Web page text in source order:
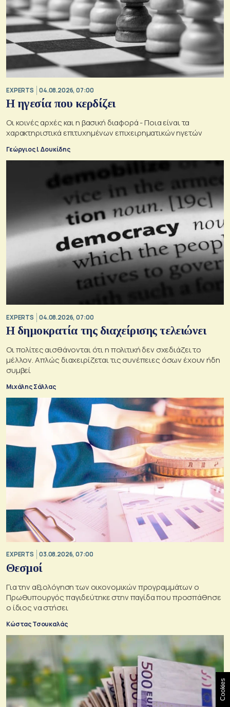
EXPERTS 04.08.2026, 07:00
Η ηγεσία που κερδίζει
Οι κοινές αρχές και η βασική διαφορά - Ποια είναι τα
χαρακτηριστικά επιτυχημένων επιχειρηματικών ηγετών
Γεώργιος Ι. Δουκίδης
EXPERTS 04.08.2026, 07:00
Η δημοκρατία της διαχείρισης τελειώνει
Οι πολίτες αισθάνονται ότι η πολιτική δεν σχεδιάζει το
μέλλον. Απλώς διαχειρίζεται τις συνέπειες όσων έχουν ήδη
συμβεί
Μιχάλης Σάλλας
EXPERTS 03.08.2026, 07:00
Θεσμοί
Για την αξιολόγηση των οικονομικών προγραμμάτων ο
Πρωθυπουργός παγιδεύτηκε στην παγίδα που προσπάθησε
ο ίδιος να στήσει
Κώστας Τσουκαλάς
Cookies